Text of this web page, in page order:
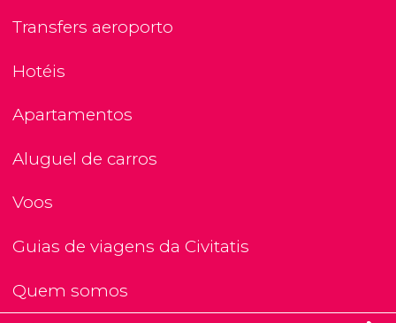
Transfers aeroporto
Hotéis
Apartamentos
Aluguel de carros
Voos
Guias de viagens da Civitatis
Quem somos